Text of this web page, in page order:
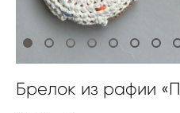
Брелок из рафии